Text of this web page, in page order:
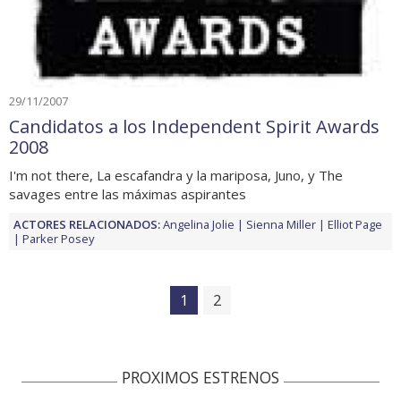
29/11/2007
Candidatos a los Independent Spirit Awards
2008
I'm not there, La escafandra y la mariposa, Juno, y The
savages entre las máximas aspirantes
ACTORES RELACIONADOS:Angelina Jolie Sienna Miller
Elliot Page
Parker Posey
1 2
PROXIMOS ESTRENOS